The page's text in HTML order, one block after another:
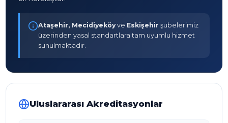
Ataşehir, Mecidiyeköyve Eskişehir şubelerimiz
üzerinden yasal standartlara tam uyumlu hizmet
sunulmaktadır.
Uluslararası Akreditasyonlar